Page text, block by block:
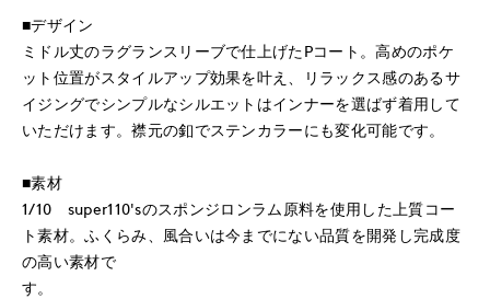
■デザイン
ミドル丈のラグランスリーブで仕上げたPコート。高めのポケ
ット位置がスタイルアップ効果を叶え、リラックス感のあるサ
イジングでシンプルなシルエットはインナーを選ばず着用して
いただけます。襟元の釦でステンカラーにも変化可能です。
■素材
1/10 super110'sのスポンジロンラム原料を使用した上質コー
ト素材。ふくらみ、風合いは今までにない品質を開発し完成度
の高い素材で
す